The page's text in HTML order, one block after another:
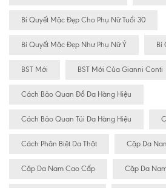
Bí Quyết Mặc Đẹp Cho Phụ Nữ Tuổi 30
Bí Quyết Mặc Đẹp Như Phụ Nữ Ý Bí
BST Mới BST Mới Của Gianni Conti
Cách Bảo Quan Đồ Da Hàng Hiệu
Cách Bảo Quan Túi Da Hàng Hiệu
Cách Phân Biệt Da Thật Cặp Da
Cặp Da Nam Cao Cấp Cặp Da